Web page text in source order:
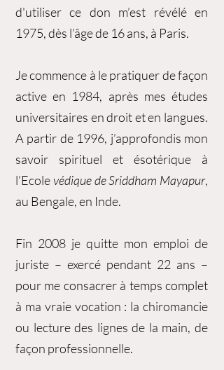
d'utiliser ce don m’est révélé en
1975, dès l’âge de 16 ans, à Paris.
Je commence à le pratiquer de façon
active en 1984, après mes études
universitaires en droit et en langues.
A partir de 1996, j’approfondis mon
savoir spirituel et ésotérique à
l’Ecolevédique de Sriddham Mayapur,
au Bengale, en Inde.
Fin 2008 je quitte mon emploi de
juriste – exercé pendant 22 ans –
pour me consacrer à temps complet
à ma vraie vocation : la chiromancie
ou lecture des lignes de la main, de
façon professionnelle.